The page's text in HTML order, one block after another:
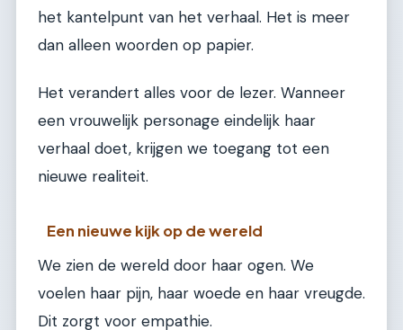
het kantelpunt van het verhaal. Het is meer
dan alleen woorden op papier.
Het verandert alles voor de lezer. Wanneer
een vrouwelijk personage eindelijk haar
verhaal doet, krijgen we toegang tot een
nieuwe realiteit.
Een nieuwe kijk op de wereld
We zien de wereld door haar ogen. We
voelen haar pijn, haar woede en haar vreugde.
Dit zorgt voor empathie.